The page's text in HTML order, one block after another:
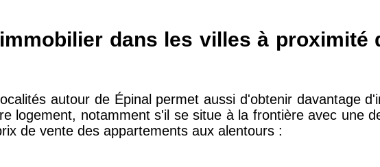
11 141 € 29 € 33 €
10 415 € 28 € 32 €
dans les villes à proximité
autour de Épinal permet aussi d'obtenir davantage
logement, notamment s'il se situe à la frontière avec une
de vente des appartements aux alentours :